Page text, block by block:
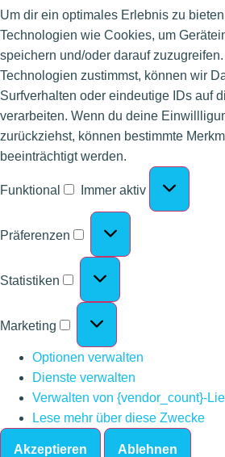
Um dir ein optimales Erlebnis zu
Technologien wie Cookies, um
speichern und/oder darauf
Technologien zustimmst, können wir
Surfverhalten oder eindeutige IDs auf
verarbeiten. Wenn du deine
zurückziehst, können bestimmte
beeinträchtigt werden.
Funktional Immer aktiv
Präferenzen
Statistiken
Marketing
Optionen verwalten
Dienste verwalten
Verwalten von {vendor_count}-
Lese mehr über diese Zwecke
Akzeptieren Ablehnen